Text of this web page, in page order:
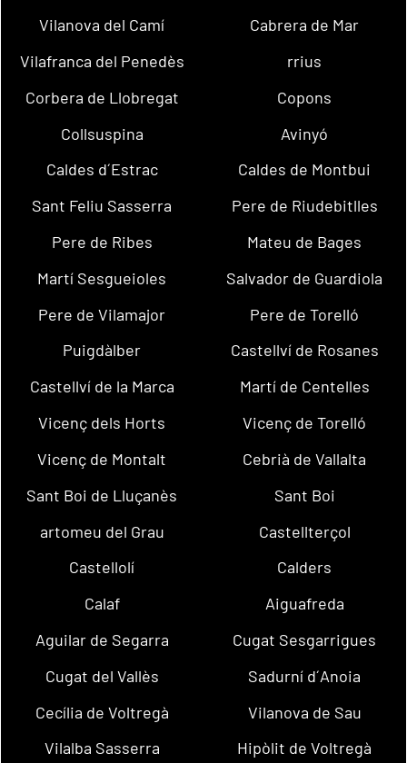
Vilanova del Camí
Cabrera de Mar
Vilafranca del Penedès
rrius
Corbera de Llobregat
Copons
Collsuspina
Avinyó
Caldes d´Estrac
Caldes de Montbui
Sant Feliu Sasserra
Pere de Riudebitlles
Pere de Ribes
Mateu de Bages
Martí Sesgueioles
Salvador de Guardiola
Pere de Vilamajor
Pere de Torelló
Puigdàlber
Castellví de Rosanes
Castellví de la Marca
Martí de Centelles
Vicenç dels Horts
Vicenç de Torelló
Vicenç de Montalt
Cebrià de Vallalta
Sant Boi de Lluçanès
Sant Boi
artomeu del Grau
Castellterçol
Castellolí
Calders
Calaf
Aiguafreda
Aguilar de Segarra
Cugat Sesgarrigues
Cugat del Vallès
Sadurní d´Anoia
Cecília de Voltregà
Vilanova de Sau
Vilalba Sasserra
Hipòlit de Voltregà